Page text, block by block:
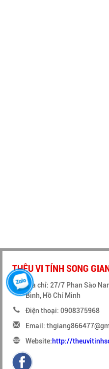
THÊU VI TÍNH SONG
Địa chỉ: 27/7 Phan Sào
Bình, Hồ Chí Minh
Điện thoại: 0908375968
Email:
Website:http://